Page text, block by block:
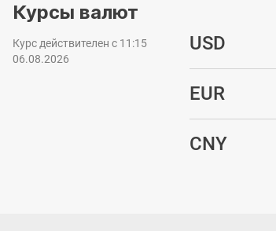
Курсы валют
Курс действителен с 11:15
06.08.2026
USD
EUR
CNY